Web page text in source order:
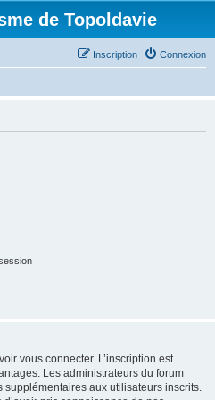
de Topoldavie
Connexion
Inscription
vous connecter. L’inscription est
Les administrateurs du forum
aux utilisateurs inscrits.